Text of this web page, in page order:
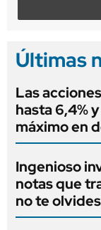
Últimas
Las
hasta 6,4%
máximo en
Ingenioso
notas que
no te